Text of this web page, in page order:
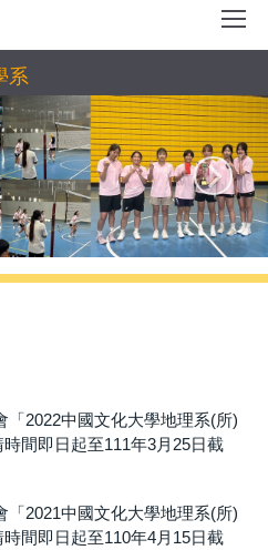
系
2022中國文化大學地理系(所)
間即日起至111年3月25日截
2021中國文化大學地理系(所)
間即日起至110年4月15日截